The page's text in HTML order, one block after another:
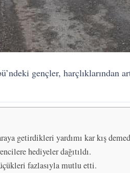
gençler, harçlıklarından
getirdikleri yardımı kar kış
hediyeler dağıtıldı.
fazlasıyla mutlu etti.